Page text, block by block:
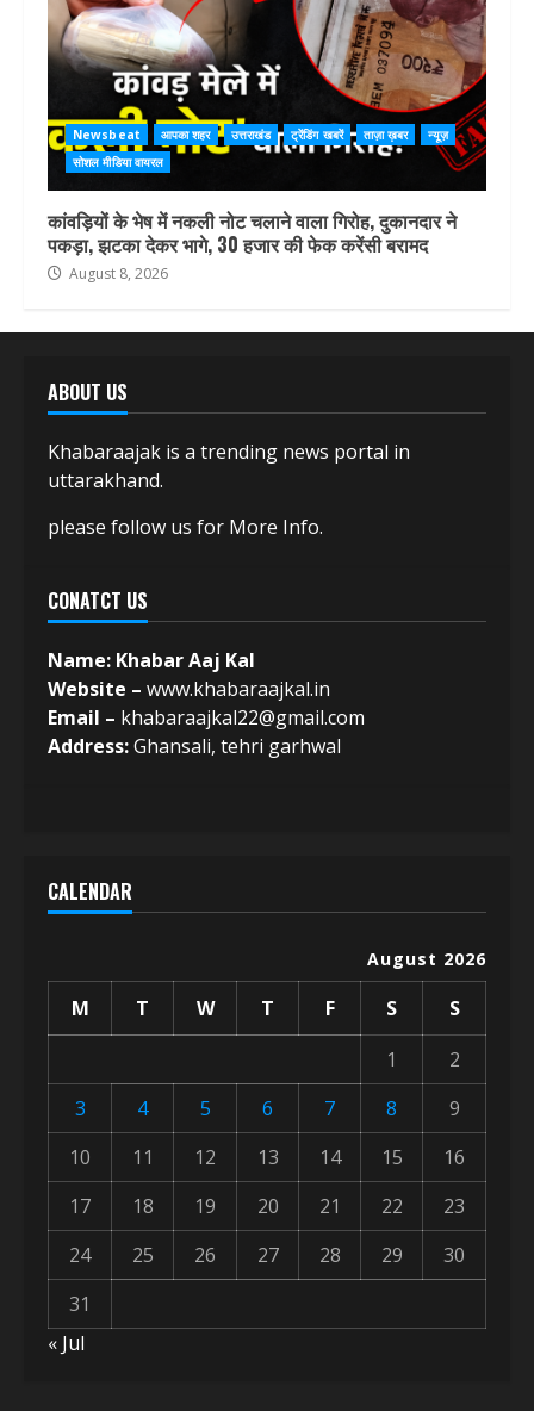
Newsbeat आपका शहर उत्तराखंड ट्रेंडिंग खबरें ताज़ा ख़बर
न्यूज़
सोशल मीडिया वायरल
कांवड़ियों के भेष में नकली नोट चलाने वाला गिरोह, दुकानदार ने
पकड़ा, झटका देकर भागे, 30 हजार की फेक करेंसी बरामद
August 8, 2026
ABOUT US
Khabaraajak is a trending news portal in
uttarakhand.
please follow us for More Info.
CONATCT US
Name: Khabar Aaj Kal
Website – www.khabaraajkal.in
Email – khabaraajkal22@gmail.com
Address:Ghansali, tehri garhwal
CALENDAR
August 2026
M T W T F S
S
1
2
3
4 5 6 7 8
9
10
11 12 13 14 15
16
17
18 19 20 21 22
23
24
25 26 27 28 29
30
31
« Jul